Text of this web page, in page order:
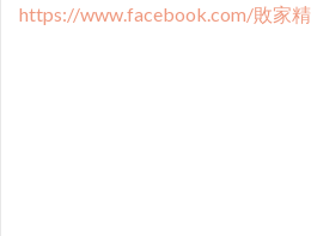
https://www.facebook.com/敗家精